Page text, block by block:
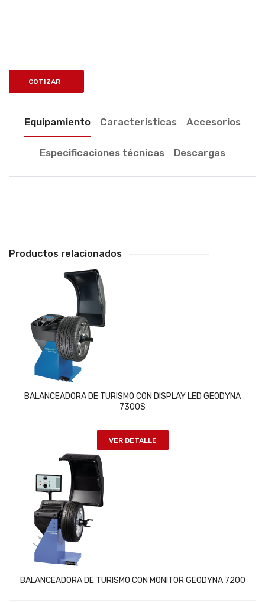
COTIZAR
Equipamiento Caracteristicas Accesorios
Especificaciones técnicas Descargas
Productos relacionados
BALANCEADORA DE TURISMO CON DISPLAY LED GEODYNA
7300S
VER DETALLE
BALANCEADORA DE TURISMO CON MONITOR GEODYNA 7200